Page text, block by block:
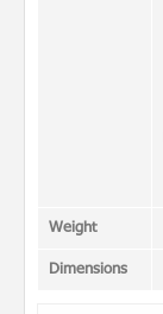
Weight
Dimensions